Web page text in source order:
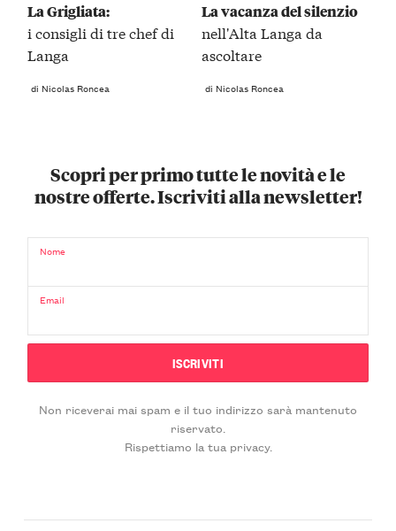
La Grigliata:
i consigli di tre chef di
Langa
di Nicolas Roncea
La vacanza del silenzio
nell'Alta Langa da
ascoltare
di Nicolas Roncea
Scopri per primo tutte le novità e le
nostre offerte. Iscriviti alla newsletter!
Nome
Email
Non riceverai mai spam e il tuo indirizzo sarà mantenuto
riservato.
Rispettiamo la tua privacy.